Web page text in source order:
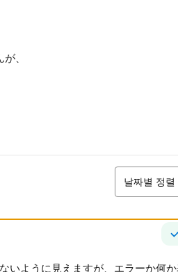
、
정렬
날짜별 정렬
いように見えますが、エラーか何